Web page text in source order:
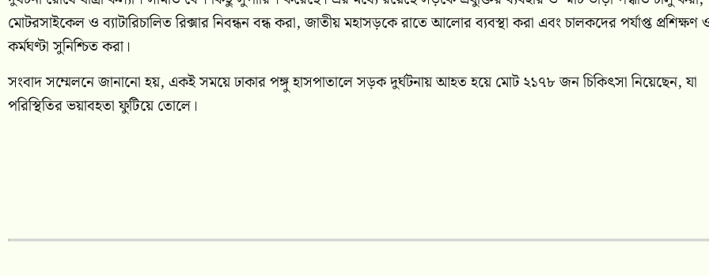
মোটরসাইকেল ও ব্যাটারিচালিত রিক্সার নিবন্ধন বন্ধ করা, জাতীয় মহাসড়কে রাতে আলোর ব্যবস্থা করা এবং চালকদের পর্যাপ্ত প্রশিক্ষণ
কর্মঘণ্টা সুনিশ্চিত করা।
সংবাদ সম্মেলনে জানানো হয়, একই সময়ে ঢাকার পঙ্গু হাসপাতালে সড়ক দুর্ঘটনায় আহত হয়ে মোট ২১৭৮ জন চিকিৎসা নিয়েছেন, যা
পরিস্থিতির ভয়াবহতা ফুটিয়ে তোলে।